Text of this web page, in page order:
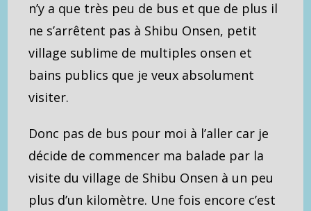
n’y a que très peu de bus et que de plus il
ne s’arrêtent pas à Shibu Onsen, petit
village sublime de multiples onsen et
bains publics que je veux absolument
visiter.
Donc pas de bus pour moi à l’aller car je
décide de commencer ma balade par la
visite du village de Shibu Onsen à un peu
plus d’un kilomètre. Une fois encore c’est